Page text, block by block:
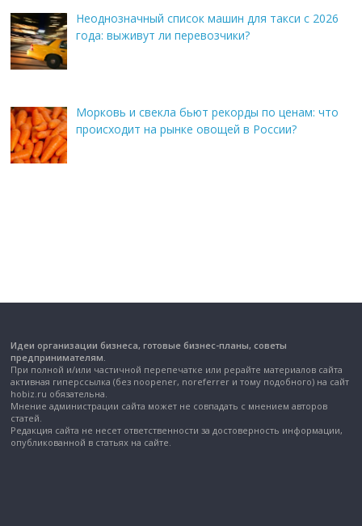
Неоднозначный список машин для такси с 2026
года: выживут ли перевозчики?
Морковь и свекла бьют рекорды по ценам: что
происходит на рынке овощей в России?
Идеи организации бизнеса, готовые бизнес-планы, советы
предпринимателям.
При полной и/или частичной перепечатке или рерайте материалов сайта
активная гиперссылка (без noopener, noreferrer и тому подобного) на сайт
hobiz.ru обязательна.
Мнение администрации сайта может не совпадать с мнением авторов
статей.
Редакция сайта не несет ответственности за достоверность информации,
опубликованной в статьях на сайте.